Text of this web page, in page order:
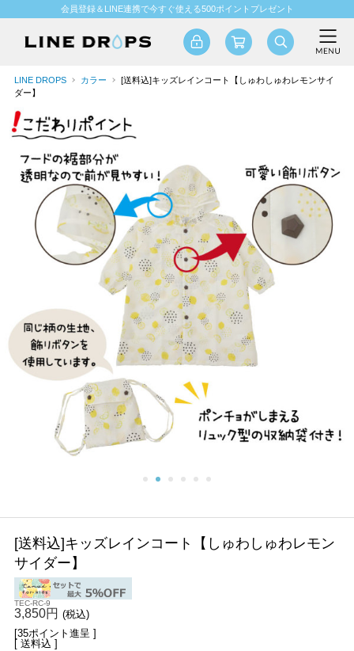
会員登録＆LINE連携で今すぐ使える500ポイントプレゼント
LINE DROPS カラー
[送料込]キッズレインコート【しゅわしゅわレモンサイ
ダー】
[送料込]キッズレインコート【しゅわしゅわレモン
サイダー】
TEC-RC-9
3,850円 (税込)
[35ポイント進呈 ]
[ 送料込 ]